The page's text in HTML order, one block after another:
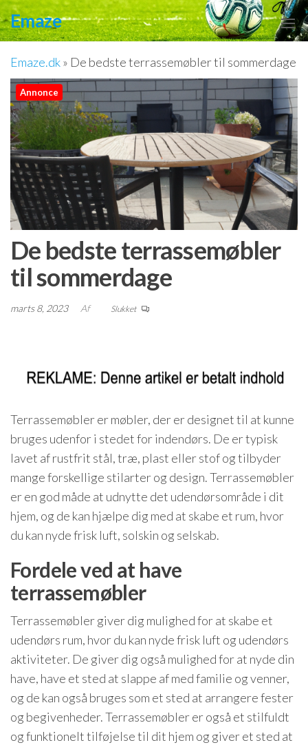
Videre
tilEmaze
Emaze.dk» De bedste terrassemøbler til sommerdage
Annonce
De bedste terrassemøbler
til sommerdage
marts 8, 2023 Af Slukket
Terrassemøbler er møbler, der er designet til at kunne
bruges udenfor i stedet for indendørs. De er typisk
lavet af rustfrit stål, træ, plast eller stof og tilbyder
mange forskellige stilarter og design. Terrassemøbler
er en god måde at udnytte det udendørsområde i dit
hjem, og de kan hjælpe dig med at skabe et rum, hvor
du kan nyde frisk luft, solskin og selskab.
Fordele ved at have
terrassemøbler
Terrassemøbler giver dig mulighed for at skabe et
udendørs rum, hvor du kan nyde frisk luft og udendørs
aktiviteter. De giver dig også mulighed for at nyde din
have, have et sted at slappe af med familie og venner,
og de kan også bruges som et sted at arrangere fester
og begivenheder. Terrassemøbler er også et stilfuldt
og funktionelt tilføjelse til dit hjem og giver et sted at